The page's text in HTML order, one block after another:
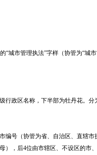
“城市管理执法”字样（协管为“城
政区名称，下半部为牡丹花。分
号（协管为省、自治区、直辖市
，后4位由市辖区、不设区的市、